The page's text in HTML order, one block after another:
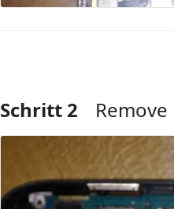
Kommentar
Schritt 2